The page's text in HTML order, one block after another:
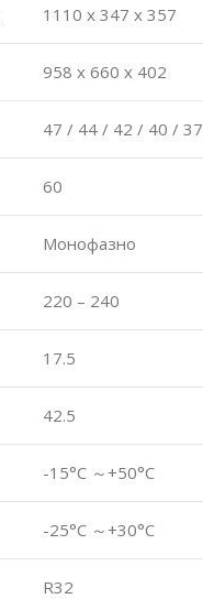
1110 x 347 x 357
958 х 660 х 402
47 / 44 / 42 / 40 / 37
60
Монофазно
220 – 240
17.5
42.5
-15°C ～+50°C
-25°C ～+30°C
R32